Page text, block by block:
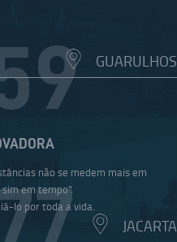
GUARULHOS
JACARTA
não se medem mais em
em tempo".
lo por toda a vida.